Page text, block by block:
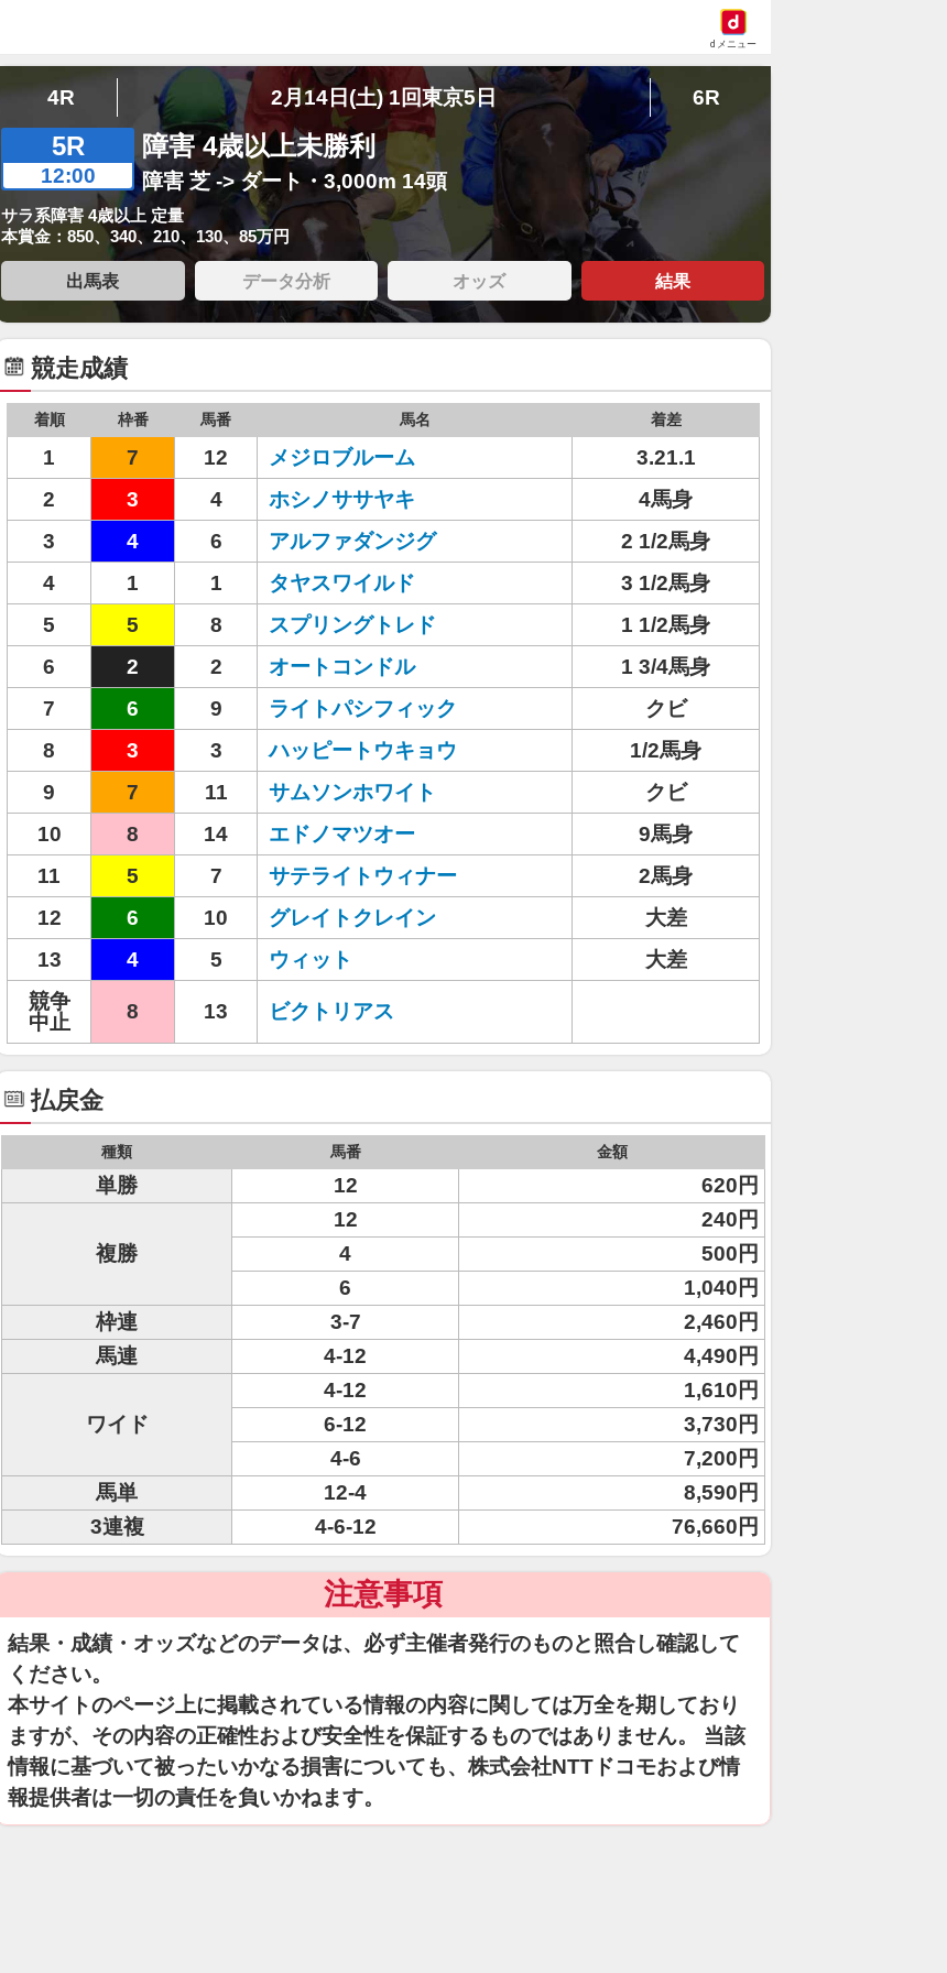
dメニュー
4R 2月14日(土) 1回東京5日 6R
5R
12:00
障害 4歳以上未勝利
障害 芝 -> ダート・3,000m 14頭
サラ系障害 4歳以上 定量
本賞金：850、340、210、130、85万円
出馬表 データ分析 オッズ 結果
競走成績
着順 枠番 馬番 馬名 着差
1 7 12 メジロブルーム
3.21.1
2
3 4 ホシノササヤキ
4馬身
3
4 6 アルファダンジグ
2 1/2馬身
4
1 1 タヤスワイルド
3 1/2馬身
5
5 8 スプリングトレド
1 1/2馬身
6
2 2 オートコンドル
1 3/4馬身
7
6 9 ライトパシフィック
クビ
8
3 3 ハッピートウキョウ
1/2馬身
9
7 11 サムソンホワイト
クビ
10
8 14 エドノマツオー
9馬身
11
5 7 サテライトウィナー
2馬身
12
6 10 グレイトクレイン
大差
13
4 5 ウィット
大差
競争
中止
8 13 ビクトリアス
払戻金
種類 馬番 金額
単勝 12 620円
複勝
12
240円
4
500円
6
1,040円
枠連
3-7
2,460円
馬連
4-12 4,490円
ワイド
4-12
1,610円
6-12
3,730円
4-6
7,200円
馬単
12-4
8,590円
3連複
4-6-12 76,660円
注意事項
結果・成績・オッズなどのデータは、必ず主催者発行のものと照合し確認して
ください。
本サイトのページ上に掲載されている情報の内容に関しては万全を期しており
ますが、その内容の正確性および安全性を保証するものではありません。 当該
情報に基づいて被ったいかなる損害についても、株式会社NTTドコモおよび情
報提供者は一切の責任を負いかねます。